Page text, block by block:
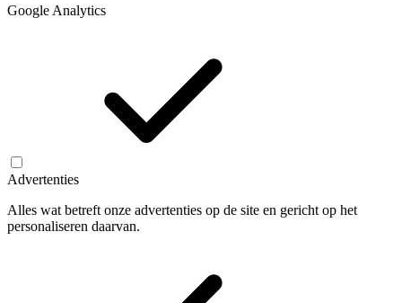
Google Analytics
Advertenties
Alles wat betreft onze advertenties op de site en gericht op het
personaliseren daarvan.